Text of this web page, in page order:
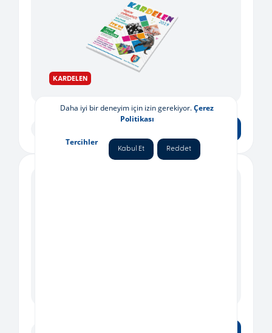
KARDELEN
Kardelen Dergisi 2019
Daha iyi bir deneyim için izin gerekiyor.Çerez
Politikası
Tercihler
Kabul Et Reddet